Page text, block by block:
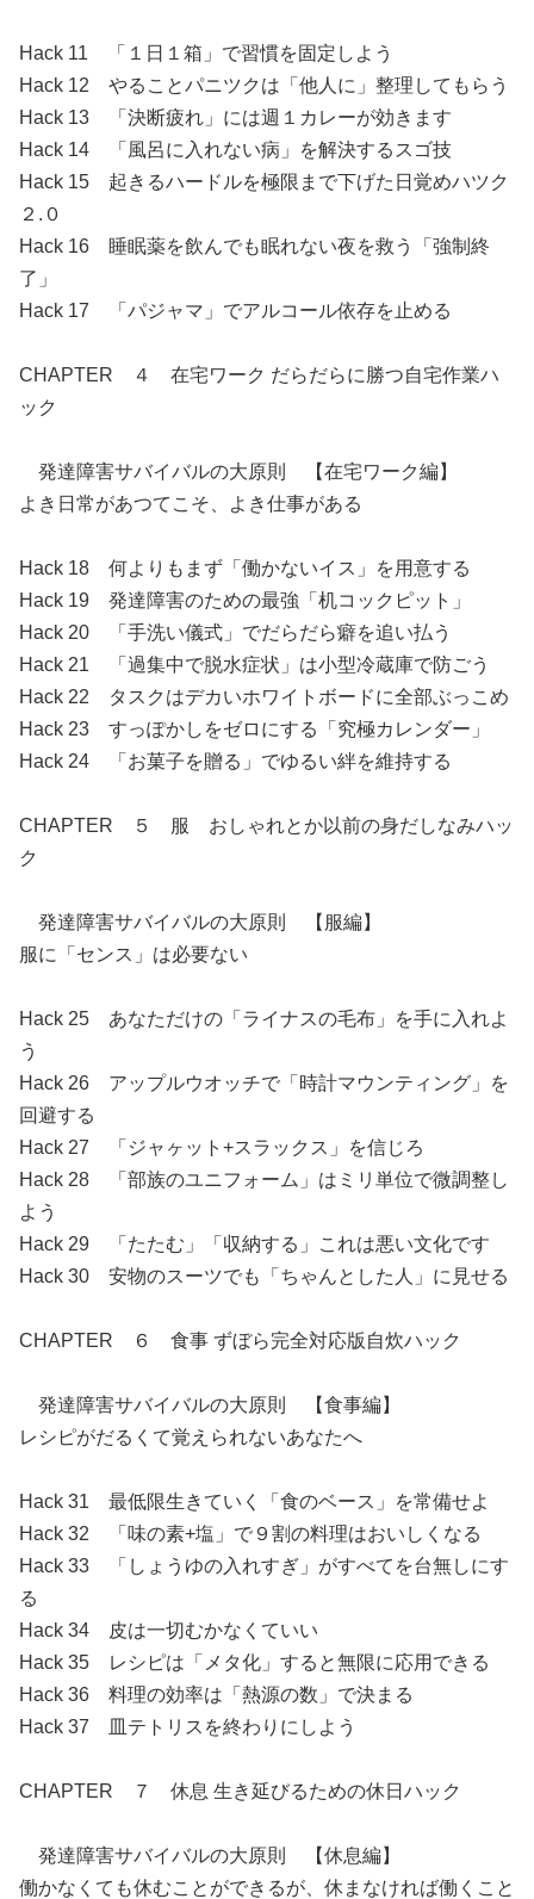
Hack 11 「１日１箱」で習慣を固定しよう
Hack 12 やることパニツクは「他人に」整理してもらう
Hack 13 「決断疲れ」には週１カレーが効きます
Hack 14 「風呂に入れない病」を解決するスゴ技
Hack 15 起きるハードルを極限まで下げた日覚めハツク
２.０
Hack 16 睡眠薬を飲んでも眠れない夜を救う「強制終
了」
Hack 17 「パジャマ」でアルコール依存を止める
CHAPTER ４ 在宅ワーク だらだらに勝つ自宅作業ハ
ック
発達障害サバイバルの大原則 【在宅ワーク編】
よき日常があつてこそ、よき仕事がある
Hack 18 何よりもまず「働かないイス」を用意する
Hack 19 発達障害のための最強「机コックピット」
Hack 20 「手洗い儀式」でだらだら癖を追い払う
Hack 21 「過集中で脱水症状」は小型冷蔵庫で防ごう
Hack 22 タスクはデカいホワイトボードに全部ぶっこめ
Hack 23 すっぽかしをゼロにする「究極カレンダー」
Hack 24 「お菓子を贈る」でゆるい絆を維持する
CHAPTER ５ 服 おしゃれとか以前の身だしなみハッ
ク
発達障害サバイバルの大原則 【服編】
服に「センス」は必要ない
Hack 25 あなただけの「ライナスの毛布」を手に入れよ
う
Hack 26 アップルウオッチで「時計マウンティング」を
回避する
Hack 27 「ジャヶット+スラックス」を信じろ
Hack 28 「部族のユニフォーム」はミリ単位で微調整し
よう
Hack 29 「たたむ」「収納する」これは悪い文化です
Hack 30 安物のスーツでも「ちゃんとした人」に見せる
CHAPTER ６ 食事 ずぼら完全対応版自炊ハック
発達障害サバイバルの大原則 【食事編】
レシピがだるくて覚えられないあなたへ
Hack 31 最低限生きていく「食のベース」を常備せよ
Hack 32 「味の素+塩」で９割の料理はおいしくなる
Hack 33 「しょうゆの入れすぎ」がすべてを台無しにす
る
Hack 34 皮は一切むかなくていい
Hack 35 レシピは「メタ化」すると無限に応用できる
Hack 36 料理の効率は「熱源の数」で決まる
Hack 37 皿テトリスを終わりにしよう
CHAPTER ７ 休息 生き延びるための休日ハック
発達障害サバイバルの大原則 【休息編】
働かなくても休むことができるが、休まなければ働くこと